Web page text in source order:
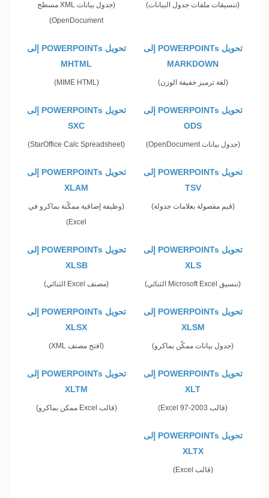
(تنسيقات ملفات جدول البيانات)
(جدول بيانات XML مسطح
OpenDocument)
تحويل POWERPOINTs إلى
MARKDOWN
(لغة ترميز خفيفة الوزن)
تحويل POWERPOINTs إلى
MHTML
(MIME HTML)
تحويل POWERPOINTs إلى
ODS
(جدول بيانات OpenDocument)
تحويل POWERPOINTs إلى
SXC
(StarOffice Calc Spreadsheet)
تحويل POWERPOINTs إلى
TSV
(قيم مفصولة بعلامات جدولة)
تحويل POWERPOINTs إلى
XLAM
(وظيفة إضافية ممكّنة بماكرو في
Excel)
تحويل POWERPOINTs إلى
XLS
(تنسيق Microsoft Excel الثنائي)
تحويل POWERPOINTs إلى
XLSB
(مصنف Excel الثنائي)
تحويل POWERPOINTs إلى
XLSM
(جدول بيانات ممكّن بماكرو)
تحويل POWERPOINTs إلى
XLSX
(افتح مصنف XML)
تحويل POWERPOINTs إلى
XLT
(قالب Excel 97-2003)
تحويل POWERPOINTs إلى
XLTM
(قالب Excel ممكن بماكرو)
تحويل POWERPOINTs إلى
XLTX
(قالب Excel)